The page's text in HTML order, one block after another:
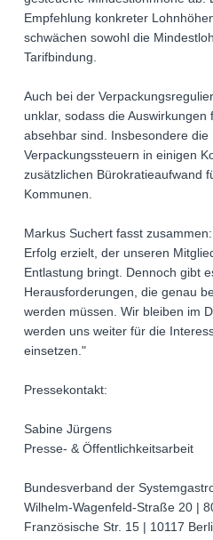
Empfehlung konkreter
schwächen sowohl die
Tarifbindung.
Auch bei der
unklar, sodass die
absehbar sind. Insbesondere
Verpackungssteuern in einigen
zusätzlichen Bürokratieaufwand
Kommunen.
Markus Suchert fasst
Erfolg erzielt, der unseren
Entlastung bringt. Dennoch gibt
Herausforderungen, die genau
werden müssen. Wir bleiben im
werden uns weiter für die
einsetzen."
Pressekontakt:
Sabine Jürgens
Presse- & Öffentlichkeitsarbeit
Bundesverband der
Wilhelm-Wagenfeld-Straße 20 |
Französische Str. 15 | 10117